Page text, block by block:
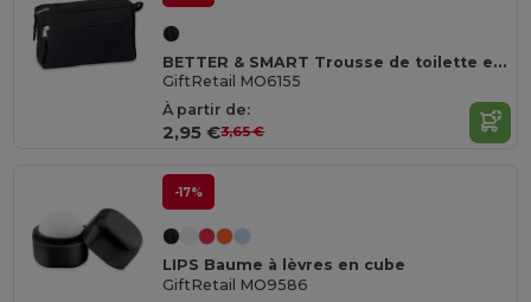
BETTER & SMART Trousse de toilette en RPET
GiftRetail MO6155
À partir de:
2,95 €3,65 €
-17%
LIPS Baume à lèvres en cube
GiftRetail MO9586